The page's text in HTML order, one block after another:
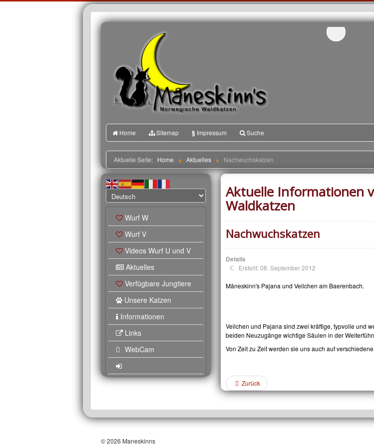
Home Sitemap § Impressum Suche
Aktuelle Seite: Home Aktuelles Nachwuchskatzen
Wurf W
Wurf V
Videos Wurf U und V
Aktuelles
Verfügbare Jungtiere
Unsere Katzen
Informationen
Links
WebCam
Aktuelle Informationen
Waldkatzen
Nachwuchskatzen
Details
Erstellt: 08. September 2012
Måneskinn's Pajana und Veilchen am Baerenbach.
Veilchen und Pajana sind zwei kräftige, typvolle und
beiden Neuzugänge wichtige Säulen in der
Von Zeit zu Zeit werden sie uns auch auf
Zurück
© 2026 Maneskinns